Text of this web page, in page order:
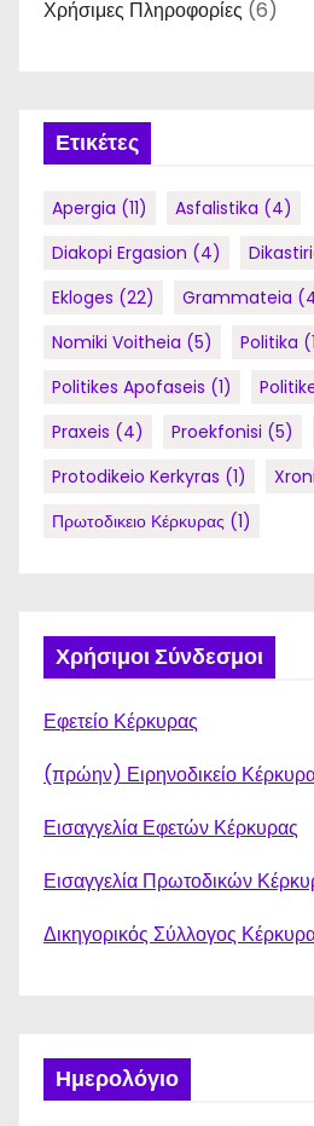
Χρήσιμες Πληροφορίες (6)
Ετικέτες
Apergia (11) Asfalistika (4)
Diakopi Ergasion (4)
Ekloges (22) Grammateia
Nomiki Voitheia (5) Politika
Politikes Apofaseis (1)
Praxeis (4) Proekfonisi (5)
Protodikeio Kerkyras (1)
Πρωτοδικειο Κέρκυρας (1)
Χρήσιμοι Σύνδεσμοι
Εφετείο Κέρκυρας
(πρώην) Ειρηνοδικείο
Εισαγγελία Εφετών Κέρκυρας
Εισαγγελία Πρωτοδικών
Δικηγορικός Σύλλογος
Ημερολόγιο